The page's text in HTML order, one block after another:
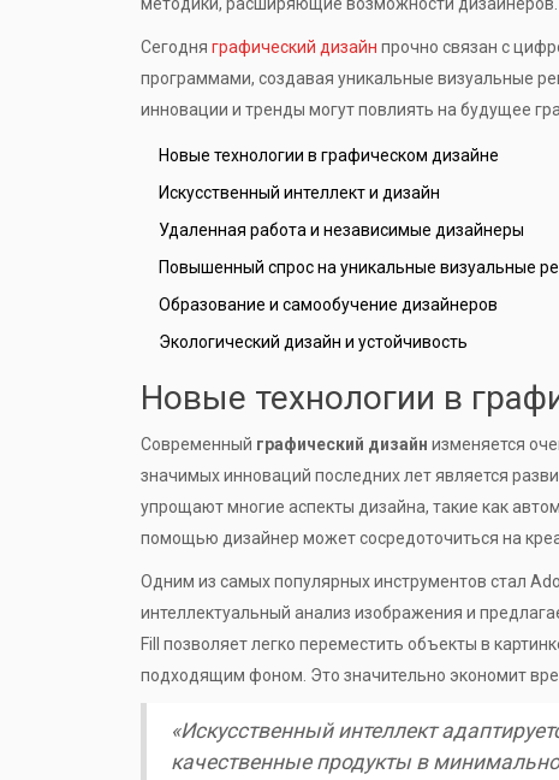
Сегодня графический дизайн прочно связан с
программами, создавая уникальные визуальные
инновации и тренды могут повлиять на будущее
Новые технологии в графическом дизайне
Искусственный интеллект и дизайн
Удаленная работа и независимые дизайнеры
Повышенный спрос на уникальные визуальные
Образование и самообучение дизайнеров
Экологический дизайн и устойчивость
Новые технологии в
Современный графический дизайн изменяется
значимых инноваций последних лет является
упрощают многие аспекты дизайна, такие как
помощью дизайнер может сосредоточиться на
Одним из самых популярных инструментов стал
интеллектуальный анализ изображения и
Fill позволяет легко переместить объекты в
подходящим фоном. Это значительно экономит
«Искусственный интеллект
качественные продукты в